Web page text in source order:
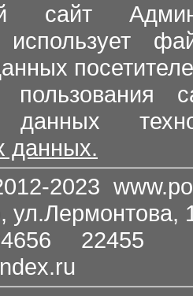
сайт
использует
пользования
данных
данных.
2023
ул.Лермонтова,